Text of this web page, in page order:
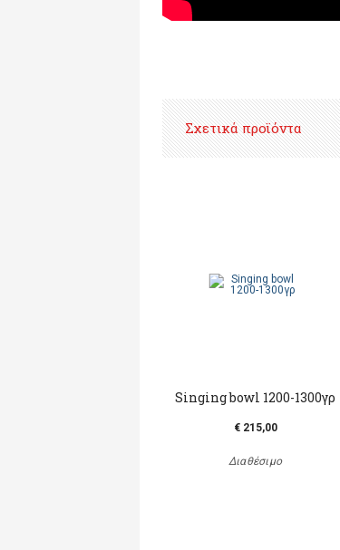
Σχετικά προϊόντα
Singing bowl 1200-1300γρ
€ 215,00
Διαθέσιμο